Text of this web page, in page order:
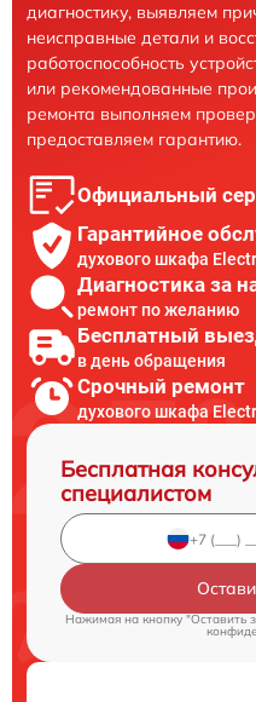
диагностику, выявляем
неисправные детали и
работоспособность
или рекомендованные
ремонта выполняем
предоставляем гарантию.
Официальный
Гарантийное
духового шкафа
Диагностика за
ремонт по желанию
Бесплатный
в день обращения
Срочный ремонт
духового шкафа
Бесплатная
специалистом
Нажимая на кнопку "Оставить